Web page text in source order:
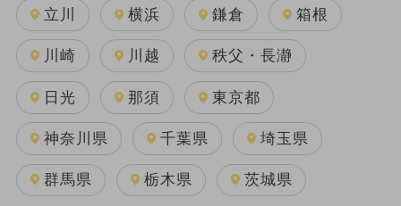
立川 横浜 鎌倉 箱根
川崎 川越 秩父・長瀞
日光 那須 東京都
神奈川県 千葉県 埼玉県
群馬県 栃木県 茨城県